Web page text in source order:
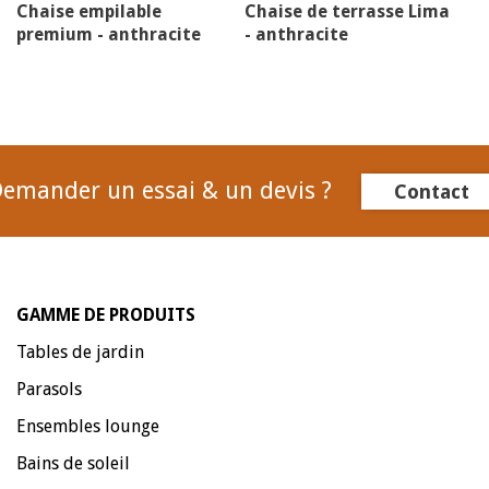
Chaise empilable
premium - anthracite
Chaise de terrasse Lima
- anthracite
un essai & un devis ? Contact
GAMME DE PRODUITS
Tables de jardin
Parasols
Ensembles lounge
Bains de soleil